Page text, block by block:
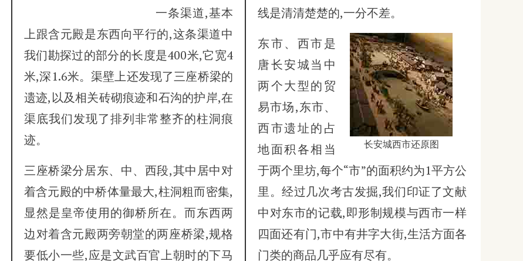
一条渠道,基本
上跟含元殿是东西向平行的,这条渠道中
我们勘探过的部分的长度是400米,它宽4
米,深1.6米。渠壁上还发现了三座桥梁的
遗迹,以及相关砖砌痕迹和石沟的护岸,在
渠底我们发现了排列非常整齐的柱洞痕
迹。
三座桥梁分居东、中、西段,其中居中对
着含元殿的中桥体量最大,柱洞粗而密集,
显然是皇帝使用的御桥所在。而东西两
边对着含元殿两旁朝堂的两座桥梁,规格
要低小一些,应是文武百官上朝时的下马
线是清清楚楚的,一分不差。
长安城西市还原图
东市、西市是
唐长安城当中
两个大型的贸
易市场,东市、
西市遗址的占
地面积各相当
于两个里坊,每个“市”的面积约为1平方公
里。经过几次考古发掘,我们印证了文献
中对东市的记载,即形制规模与西市一样
四面还有门,市中有井字大街,生活方面各
门类的商品几乎应有尽有。